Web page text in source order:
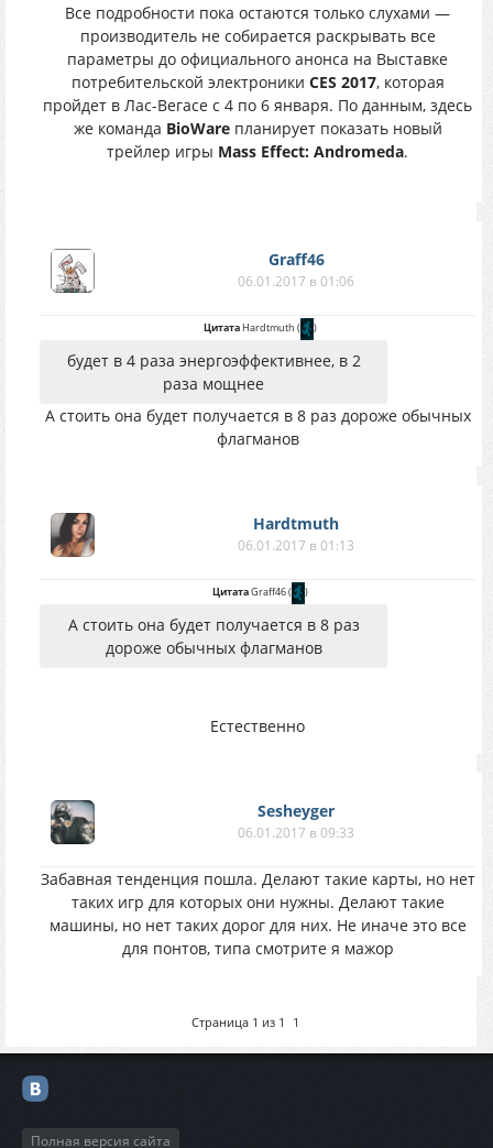
Все подробности пока остаются только слухами —
производитель не собирается раскрывать все
параметры до официального анонса на Выставке
потребительской электроники CES 2017, которая
пройдет в Лас-Вегасе с 4 по 6 января. По данным, здесь
же команда BioWareпланирует показать новый
трейлер игры Mass Effect: Andromeda.
Graff46
06.01.2017 в 01:06
ЦитатаHardtmuth ( )
будет в 4 раза энергоэффективнее, в 2
раза мощнее
А стоить она будет получается в 8 раз дороже обычных
флагманов
Hardtmuth
06.01.2017 в 01:13
ЦитатаGraff46( )
А стоить она будет получается в 8 раз
дороже обычных флагманов
Естественно
Sesheyger
06.01.2017 в 09:33
Забавная тенденция пошла. Делают такие карты, но нет
таких игр для которых они нужны. Делают такие
машины, но нет таких дорог для них. Не иначе это все
для понтов, типа смотрите я мажор
Страница 1 из 1 1
Полная версия сайта